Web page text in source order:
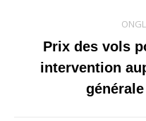
Prix des vols
intervention